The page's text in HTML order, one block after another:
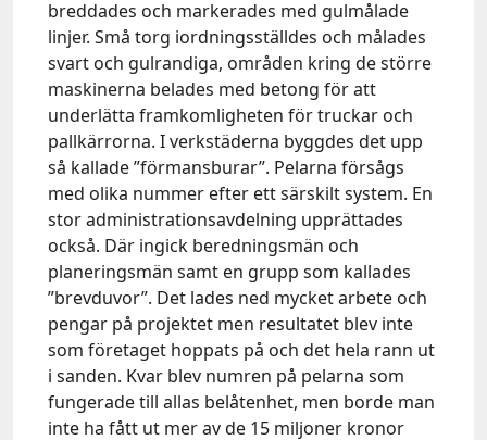
breddades och markerades med gulmålade
linjer. Små torg iordningsställdes och målades
svart och gulrandiga, områden kring de större
maskinerna belades med betong för att
underlätta framkomligheten för truckar och
pallkärrorna. I verkstäderna byggdes det upp
så kallade ”förmansburar”. Pelarna försågs
med olika nummer efter ett särskilt system. En
stor administrationsavdelning upprättades
också. Där ingick beredningsmän och
planeringsmän samt en grupp som kallades
”brevduvor”. Det lades ned mycket arbete och
pengar på projektet men resultatet blev inte
som företaget hoppats på och det hela rann ut
i sanden. Kvar blev numren på pelarna som
fungerade till allas belåtenhet, men borde man
inte ha fått ut mer av de 15 miljoner kronor